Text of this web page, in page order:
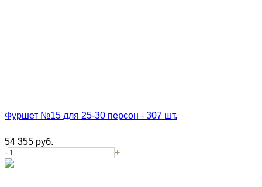
Фуршет №15 для 25-30 персон - 307 шт.
54 355 руб.
-
+